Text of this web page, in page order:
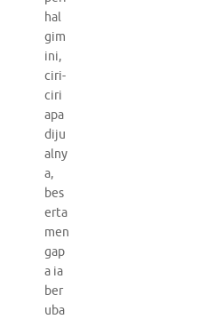
hal
gim
ini,
ciri-
ciri
apa
diju
alny
a,
bes
erta
men
gap
a ia
ber
uba